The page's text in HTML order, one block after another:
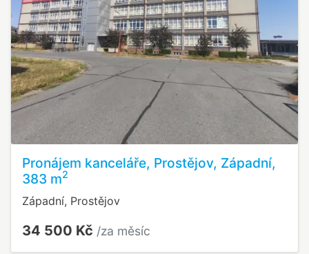
Pronájem kanceláře, Prostějov, Západní,
383 m2
Západní, Prostějov
34 500 Kč /za měsíc